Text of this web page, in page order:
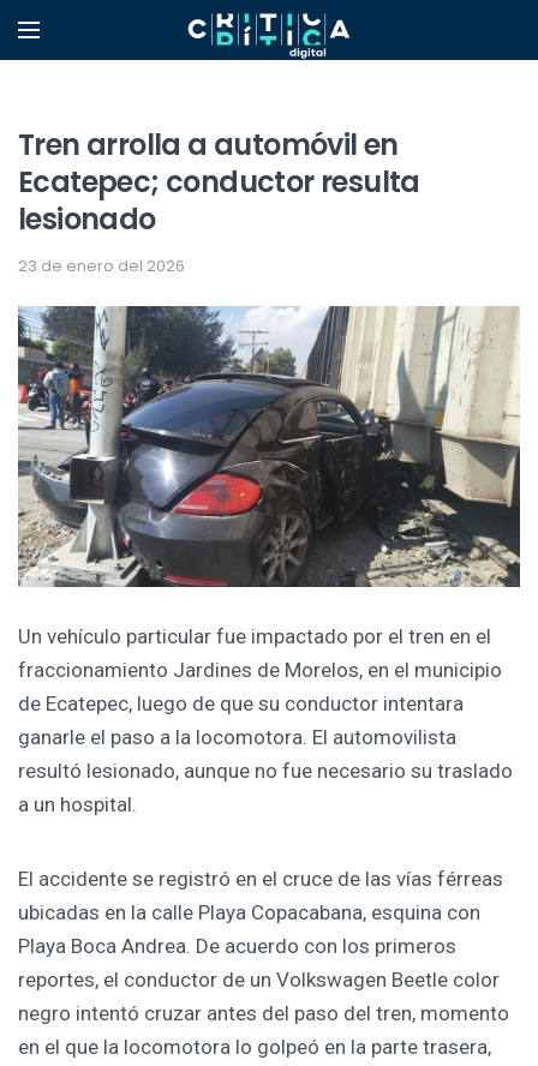
Tren arrolla a automóvil en
Ecatepec; conductor resulta
lesionado
23 de enero del 2026
Un vehículo particular fue impactado por el tren en el
fraccionamiento Jardines de Morelos, en el municipio
de Ecatepec, luego de que su conductor intentara
ganarle el paso a la locomotora. El automovilista
resultó lesionado, aunque no fue necesario su traslado
a un hospital.
El accidente se registró en el cruce de las vías férreas
ubicadas en la calle Playa Copacabana, esquina con
Playa Boca Andrea. De acuerdo con los primeros
reportes, el conductor de un Volkswagen Beetle color
negro intentó cruzar antes del paso del tren, momento
en el que la locomotora lo golpeó en la parte trasera,